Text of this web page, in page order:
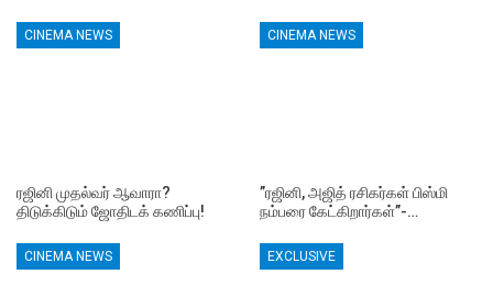
CINEMA NEWS
ரஜினி முதல்வர் ஆவாரா?
திடுக்கிடும் ஜோதிடக் கணிப்பு!
CINEMA NEWS
”ரஜினி, அஜித் ரசிகர்கள் பிஸ்மி
நம்பரை கேட்கிறார்கள்”-…
CINEMA NEWS EXCLUSIVE